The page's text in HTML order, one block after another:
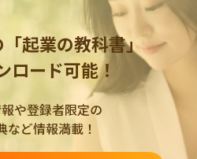
起業の教科書」
ロード可能！
や登録者限定の
など情報満載！